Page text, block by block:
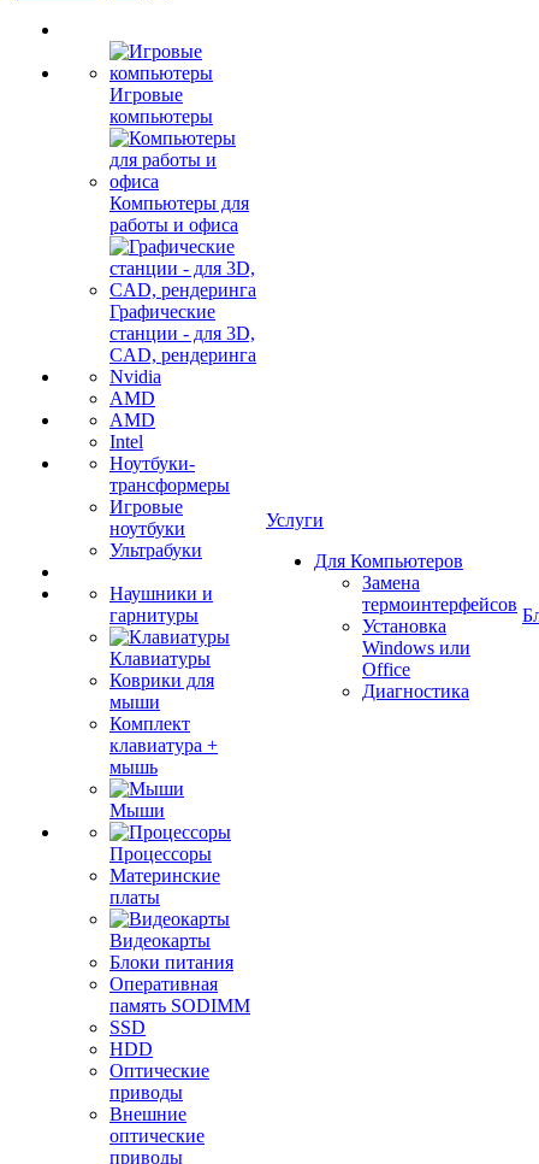
Игровые
компьютеры
Компьютеры для
работы и офиса
Графические
станции - для 3D,
CAD, рендеринга
Nvidia
AMD
AMD
Intel
Ноутбуки-
трансформеры
Игровые
ноутбуки
Ультрабуки
Наушники и
гарнитуры
Клавиатуры
Коврики для
мыши
Комплект
клавиатура +
мышь
Мыши
Процессоры
Материнские
платы
Видеокарты
Блоки питания
Оперативная
память SODIMM
SSD
HDD
Оптические
приводы
Внешние
оптические
приводы
Услуги
Для Компьютеров
Замена
термоинтерфейсов
Установка
Windows или
Office
Диагностика